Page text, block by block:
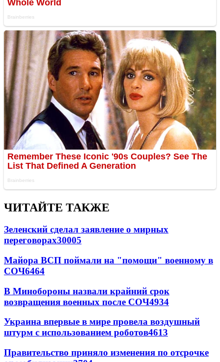
ЧИТАЙТЕ ТАКЖЕ
Зеленский сделал заявление о мирных
переговорах30005
Майора ВСП поймали на "помощи" военному в
СОЧ6464
В Минобороны назвали крайний срок
возвращения военных после СОЧ4934
Украина впервые в мире провела воздушный
штурм с использованием роботов4613
Правительство приняло изменения по отсрочке